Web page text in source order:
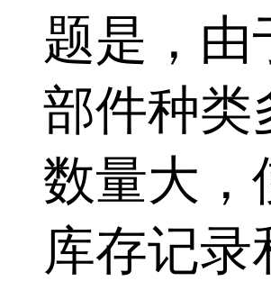
题是，由
部件种类
数量大，
库存记录